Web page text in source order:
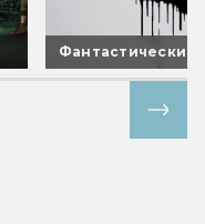
Фантастические